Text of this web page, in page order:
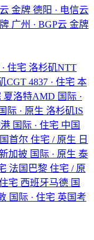
金牌 德阳 · 电信云
广州 · BGP云 金牌
住宅 洛杉矶NTT
CGT 4837 · 住宅 本
夏洛特AMD 国际 ·
国际 · 原生 洛杉矶IS
国际 · 住宅 中国
首尔 住宅 / 原生 日
加披 国际 · 原生 泰
法国巴黎 住宅 / 原
宅 西班牙马德 国
国际 · 住宅 英国考